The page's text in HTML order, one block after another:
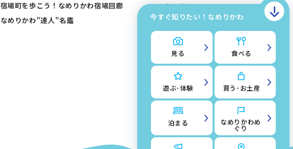
今すぐ知りたい！なめりかわ
見る 食べる
遊ぶ･体験 買う･お土産
泊まる なめりかわめ
ぐり
宿場町を歩こう！なめりかわ宿場回廊
なめりかわ"達人"名鑑
会員申込みフォーム
会員入稿フォーム
お問い合わせ
滑川市観光協会について
サイトマップ
このサイトについて
掲載入稿フォーム